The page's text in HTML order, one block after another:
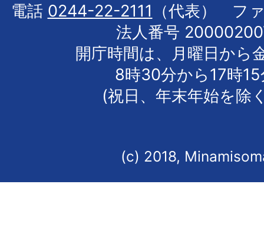
電話 0244-22-2111
（代表） フ
法人番号
開庁時間は、月曜日から
8時30分から17時
(祝日、年末年始を除
(c) 2018,